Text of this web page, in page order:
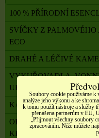
100 % PŘÍRODNÍ
SVÍČKY Z PALMOVÉHO
ECO
DRAHÉ A LÉČIVÉ
VYKUŘOVADLA,
UHLÍKY
KADIDELNICE, PÍCKY,
OBALOVÝ MATERIÁL,
KRABIČKY,
Soubory cookie používáme k
analýze jeho výkonu a ke
k tomu použít nástroje a služby
přenášena partnerům v EU,
„Přijmout všechny soubory
zpracováním. Níže můžete